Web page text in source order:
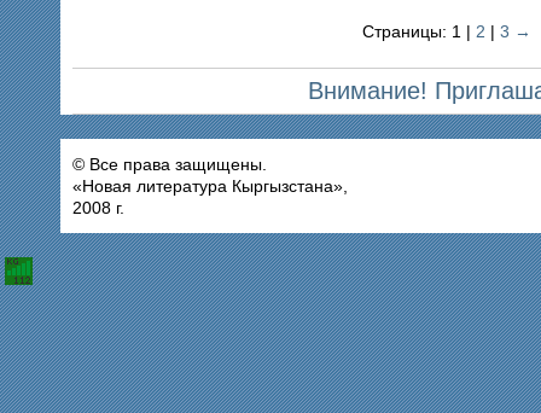
Страницы: 1 | 2 | 3 →
Внимание!
© Все права защищены.
«Новая литература Кыргызстана»,
2008 г.